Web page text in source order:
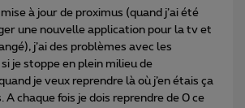
à jour de proximus (quand j’ai été
une nouvelle application pour la tv et
j’ai des problèmes avec les
je stoppe en plein milieu de
je veux reprendre là où j’en étais ça
A chaque fois je dois reprendre de 0 ce